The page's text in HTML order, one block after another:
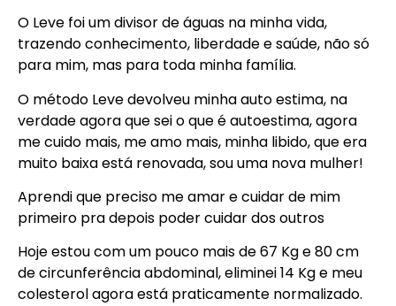
O Leve foi um divisor de águas na minha vida,
trazendo conhecimento, liberdade e saúde, não só
para mim, mas para toda minha família.
O método Leve devolveu minha auto estima, na
verdade agora que sei o que é autoestima, agora
me cuido mais, me amo mais, minha libido, que era
muito baixa está renovada, sou uma nova mulher!
Aprendi que preciso me amar e cuidar de mim
primeiro pra depois poder cuidar dos outros
Hoje estou com um pouco mais de 67 Kg e 80 cm
de circunferência abdominal, eliminei 14 Kg e meu
colesterol agora está praticamente normalizado.